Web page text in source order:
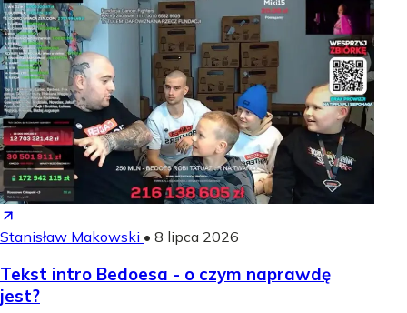
Stanisław Makowski • 8 lipca 2026
Tekst intro Bedoesa - o czym naprawdę
jest?